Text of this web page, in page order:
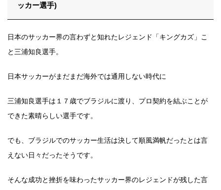
ッカー選手)
日本のサッカー界の言わずと知れたレジェンド「キングカズ」こ
と三浦知良選手。
日本サッカーがまだまだ海外では通用しない時代に
三浦知良選手は１７歳でブラジルに渡り、プロ契約を結ぶことが
できた素晴らしい選手です。
でも、ブラジルでのサッカー生活は決して順風満帆だったとは言
えない日々だったそうです。
そんな成功と挫折を味わったサッカー界のレジェンドが残した言